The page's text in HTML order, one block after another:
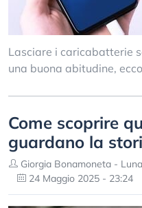
Lasciare i caricabatterie
una buona abitudine,
Come scoprire
guardano la
Giorgia Bonamoneta -
24 Maggio 2025 - 23:24